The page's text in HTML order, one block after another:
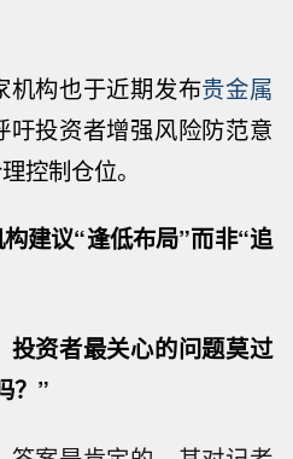
机构也于近期发布贵金属
投资者增强风险防范意
控制仓位。
建议“逢低布局”而非“追
投资者最关心的问题莫过
？”